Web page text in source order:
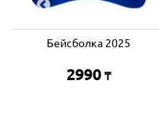
Бейсболка 2025
2990 ₸